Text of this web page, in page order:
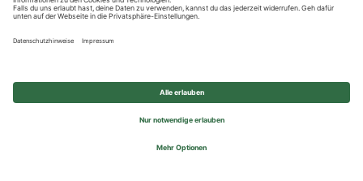
© 2026 REWE Group - All rights reserved